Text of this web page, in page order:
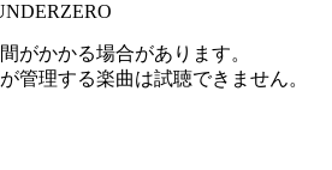
がかかる場合があります。
管理する楽曲は試聴できません。